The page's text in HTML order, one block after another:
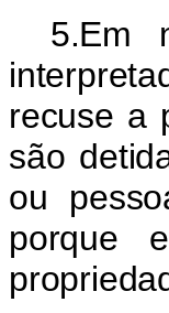
5.Em
recuse a
são
ou
porque